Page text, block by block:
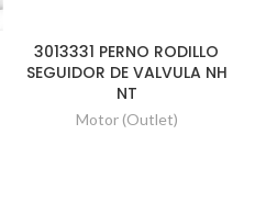
3013331 PERNO RODILLO
SEGUIDOR DE VALVULA NH
NT
Motor (Outlet)